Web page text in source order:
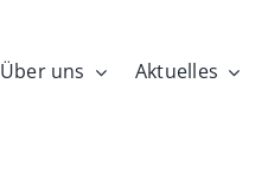
Über uns Aktuelles